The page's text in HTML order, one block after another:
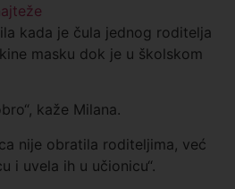
kada je čula jednog roditelja
masku dok je u školskom
kaže Milana.
nije obratila roditeljima, već
i uvela ih u učionicu“.